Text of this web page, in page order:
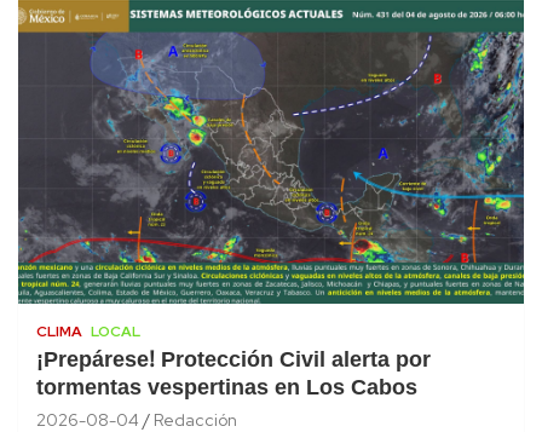
CLIMA LOCAL
¡Prepárese! Protección Civil alerta por
tormentas vespertinas en Los Cabos
2026-08-04 Redacción